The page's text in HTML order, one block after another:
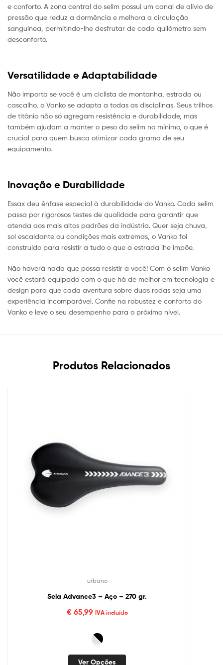
e conforto. A zona central do selim possui um canal de alívio de
pressão que reduz a dormência e melhora a circulação
sanguínea, permitindo-lhe desfrutar de cada quilómetro sem
desconforto.
Versatilidade e Adaptabilidade
Não importa se você é um ciclista de montanha, estrada ou
cascalho, o Vanko se adapta a todas as disciplinas. Seus trilhos
de titânio não só agregam resistência e durabilidade, mas
também ajudam a manter o peso do selim no mínimo, o que é
crucial para quem busca otimizar cada grama de seu
equipamento.
Inovação e Durabilidade
Essax deu ênfase especial à durabilidade do Vanko. Cada selim
passa por rigorosos testes de qualidade para garantir que
atenda aos mais altos padrões da indústria. Quer seja chuva,
sol escaldante ou condições mais extremas, o Vanko foi
construído para resistir a tudo o que a estrada lhe impõe.
Não haverá nada que possa resistir a você! Com o selim Vanko
você estará equipado com o que há de melhor em tecnologia e
design para que cada aventura sobre duas rodas seja uma
experiência incomparável. Confie na robustez e conforto do
Vanko e leve o seu desempenho para o próximo nível.
Produtos Relacionados
urbano
Sela Advance3 – Aço – 270 gr.
€65,99 IVA incluído
Ver Opções